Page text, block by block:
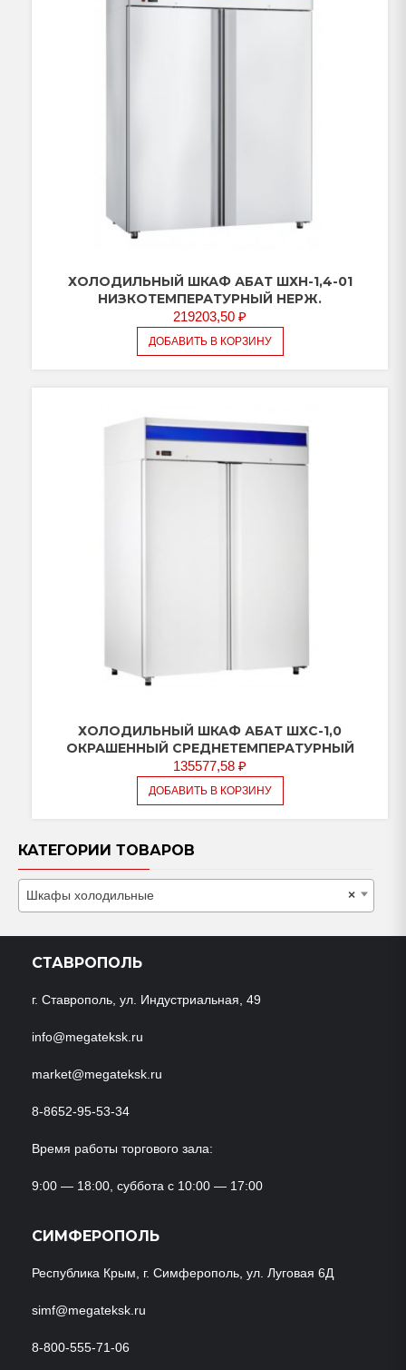
ХОЛОДИЛЬНЫЙ ШКАФ АБАТ ШХН-1,4-01
НИЗКОТЕМПЕРАТУРНЫЙ НЕРЖ.
219203,50 ₽
ДОБАВИТЬ В КОРЗИНУ
ХОЛОДИЛЬНЫЙ ШКАФ АБАТ ШХС-1,0
ОКРАШЕННЫЙ СРЕДНЕТЕМПЕРАТУРНЫЙ
135577,58 ₽
ДОБАВИТЬ В КОРЗИНУ
КАТЕГОРИИ ТОВАРОВ
×
Шкафы холодильные
СТАВРОПОЛЬ
г. Ставрополь, ул. Индустриальная, 49
info@megateksk.ru
market@megateksk.ru
8-8652-95-53-34
Время работы торгового зала:
9:00 — 18:00, суббота с 10:00 — 17:00
СИМФЕРОПОЛЬ
Республика Крым, г. Симферополь, ул. Луговая 6Д
simf@megateksk.ru
8-800-555-71-06